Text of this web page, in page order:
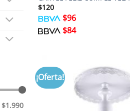
$1.990
$120
$96
$84
¡Oferta!